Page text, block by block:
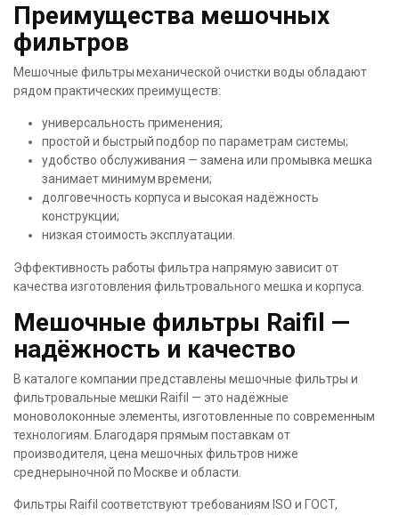
Преимущества мешочных
фильтров
Мешочные фильтры механической очистки воды обладают
рядом практических преимуществ:
универсальность применения;
простой и быстрый подбор по параметрам системы;
удобство обслуживания — замена или промывка мешка
занимает минимум времени;
долговечность корпуса и высокая надёжность
конструкции;
низкая стоимость эксплуатации.
Эффективность работы фильтра напрямую зависит от
качества изготовления фильтровального мешка и корпуса.
Мешочные фильтры Raifil —
надёжность и качество
В каталоге компании представлены мешочные фильтры и
фильтровальные мешки Raifil — это надёжные
моноволоконные элементы, изготовленные по современным
технологиям. Благодаря прямым поставкам от
производителя, цена мешочных фильтров ниже
среднерыночной по Москве и области.
Фильтры Raifil соответствуют требованиям ISO и ГОСТ,